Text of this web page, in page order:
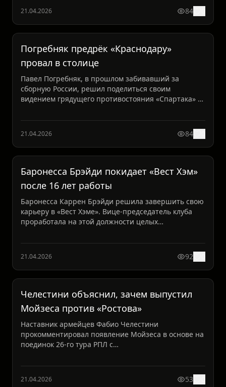
21.04.2026 84
Погребняк предрёк «Краснодару»
провал в столице
Павел Погребняк, в прошлом забивавший за
сборную России, решил поделиться своим
видением грядущего противостояния «Спартака» и
21.04.2026 84
Баронесса Брэйди покидает «Вест Хэм»
после 16 лет работы
Баронесса Каррен Брэйди решила завершить свою
карьеру в «Вест Хэме». Вице-председатель клуба
проработала на этой должности целых
21.04.2026 92
Челестини объяснил, зачем выпустил
Мойзеса против «Ростова»
Наставник армейцев Фабио Челестини
прокомментировал появление Мойзеса в основе на
поединок 26-го тура РПЛ с
21.04.2026 53